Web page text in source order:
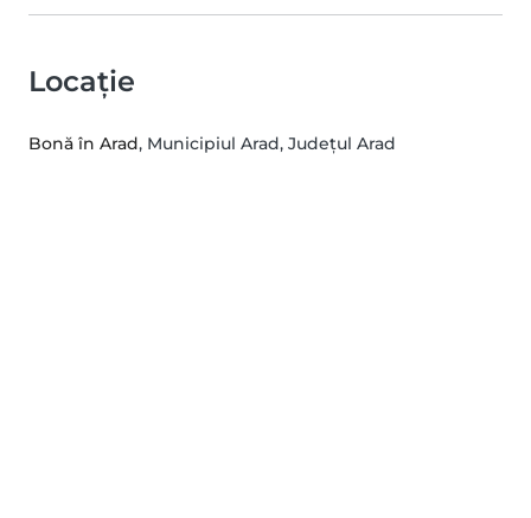
Locație
Bonă în Arad, Municipiul Arad, Județul Arad